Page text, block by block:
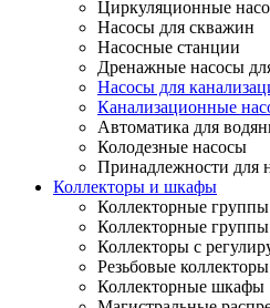
Циркуляционные
Насосы для скважин
Насосные станции
Дренажные насосы
Насосы для
Канализационные
Автоматика для
Колодезные насосы
Принадлежности для
Коллекторы и шкафы
Коллекторные
Коллекторные группы
Коллекторы с
Резьбовые
Коллекторные шкафы